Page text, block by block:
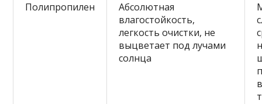
Полипропилен
Абсолютная
влагостойкость,
легкость очистки, не
выцветает под лучами
солнца